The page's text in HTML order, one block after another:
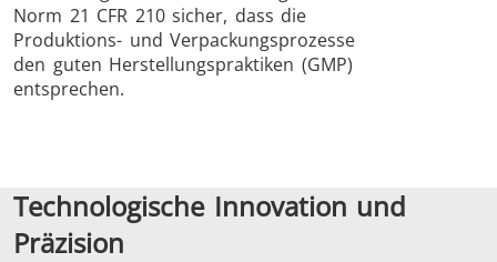
Norm 21 CFR 210 sicher, dass die
Produktions- und Verpackungsprozesse
den guten Herstellungspraktiken (GMP)
entsprechen.
Technologische Innovation und
Präzision